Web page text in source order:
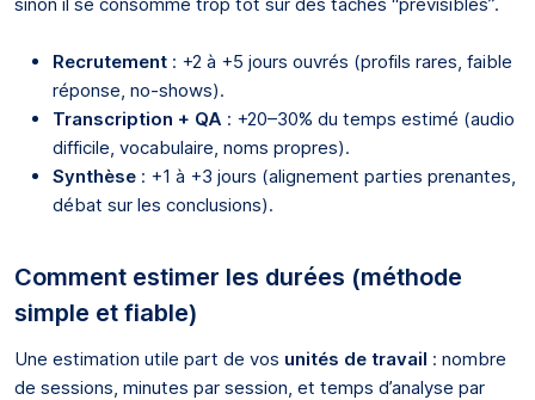
Recrutement : +2 à +5 jours ouvrés (profils rares, faible
réponse, no-shows).
Transcription + QA : +20–30% du temps estimé (audio
difficile, vocabulaire, noms propres).
Synthèse : +1 à +3 jours (alignement parties prenantes,
débat sur les conclusions).
Comment estimer les durées (méthode
simple et fiable)
Une estimation utile part de vos unités de travail : nombre
de sessions, minutes par session, et temps d’analyse par